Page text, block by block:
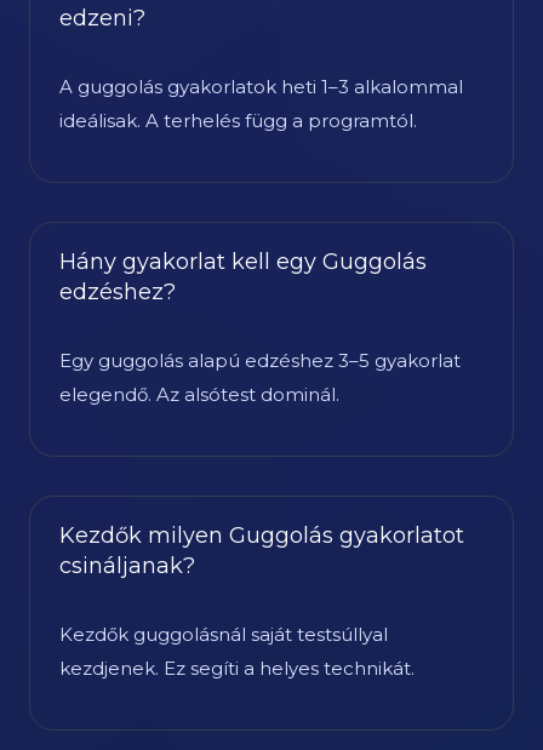
edzeni?
A guggolás gyakorlatok heti 1–3 alkalommal
ideálisak. A terhelés függ a programtól.
Hány gyakorlat kell egy Guggolás
edzéshez?
Egy guggolás alapú edzéshez 3–5 gyakorlat
elegendő. Az alsótest dominál.
Kezdők milyen Guggolás gyakorlatot
csináljanak?
Kezdők guggolásnál saját testsúllyal
kezdjenek. Ez segíti a helyes technikát.